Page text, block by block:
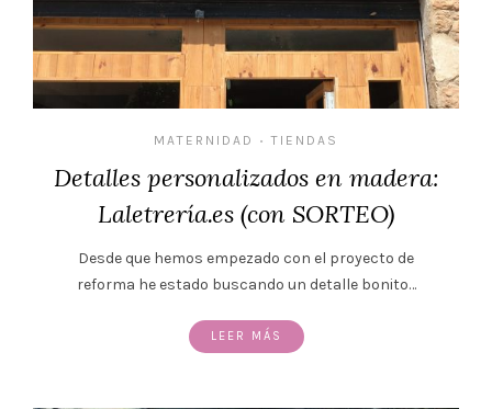
MATERNIDAD • TIENDAS
Detalles personalizados en madera:
Laletrería.es (con SORTEO)
Desde que hemos empezado con el proyecto de
reforma he estado buscando un detalle bonito…
LEER MÁS